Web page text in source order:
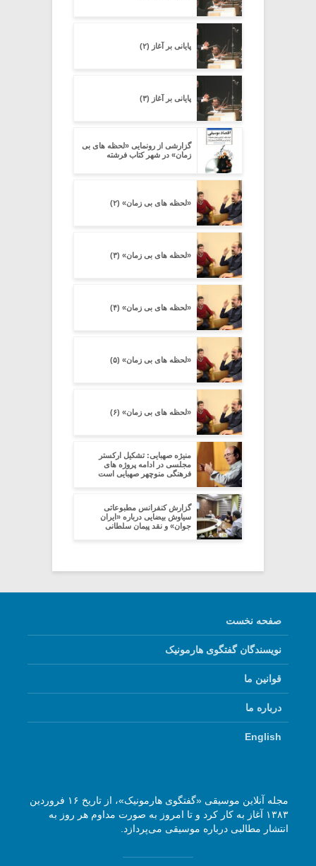
پایانی بر آغاز (۲)
پایانی بر آغاز (۳)
گزارشی از رونمایی «لحظه های بی
زمان» در شهر کتاب فرشته
«لحظه های بی زمان» (۲)
«لحظه های بی زمان» (۳)
«لحظه های بی زمان» (۴)
«لحظه های بی زمان» (۵)
«لحظه های بی زمان» (۶)
منیژه صهبایی: تشکیل ارکستر
مجلسی در ادامه پروژه های
فرهنگی منوچهر صهبایی است
گزارش کنفرانس مطبوعاتی
سیاوش بیضایی درباره «ایران
جوان» و نقد پیمان سلطانی
صفحه نخست
نویسندگان گفتگوی هارمونیک
قوانین ما
درباره ما
English
مجله آنلاین موسیقی «گفتگوی هارمونیک»، از تاریخ ۱۶ فروردین
۱۳۸۳ آغاز به کار کرد و تا امروز به صورت مداوم هر روز به
انتشار مطالبی درباره موسیقی می‌پردازد.